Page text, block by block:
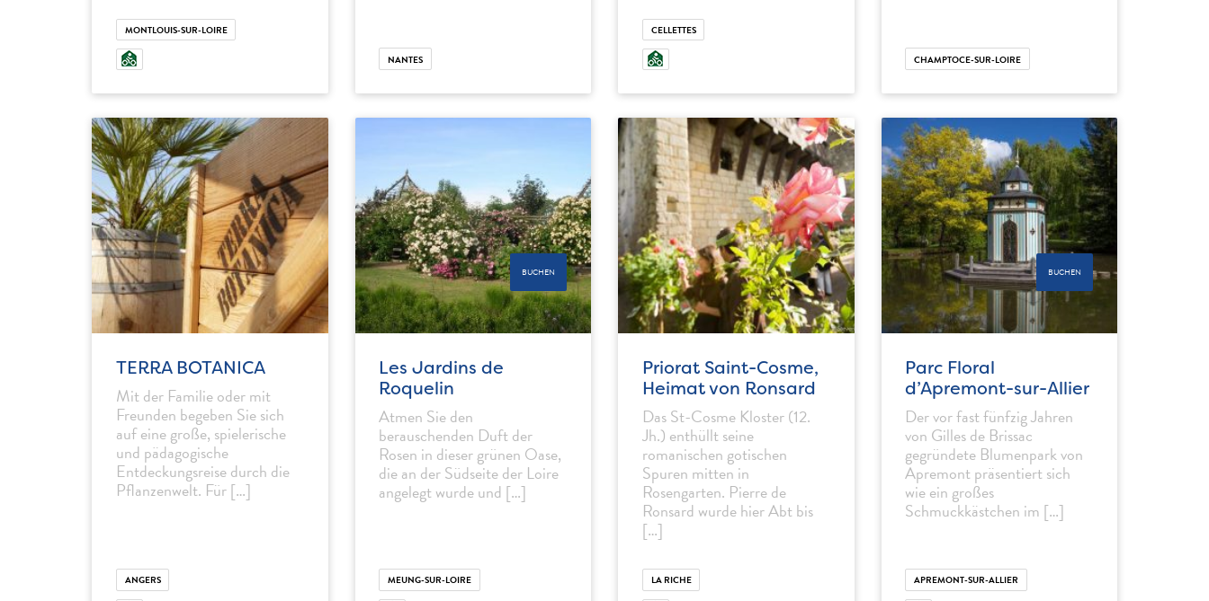
MONTLOUIS-SUR-LOIRE
NANTES
CELLETTES
CHAMPTOCE-SUR-LOIRE
TERRA BOTANICA
Mit der Familie oder mit
Freunden begeben Sie sich
auf eine große, spielerische
und pädagogische
Entdeckungsreise durch die
Pflanzenwelt. Für […]
ANGERS
BUCHEN
Les Jardins de
Roquelin
Atmen Sie den
berauschenden Duft der
Rosen in dieser grünen Oase,
die an der Südseite der Loire
angelegt wurde und […]
MEUNG-SUR-LOIRE
Priorat Saint-Cosme,
Heimat von Ronsard
Das St-Cosme Kloster (12.
Jh.) enthüllt seine
romanischen gotischen
Spuren mitten in
Rosengarten. Pierre de
Ronsard wurde hier Abt bis
[…]
LA RICHE
BUCHEN
Parc Floral
d’Apremont-sur-Allier
Der vor fast fünfzig Jahren
von Gilles de Brissac
gegründete Blumenpark von
Apremont präsentiert sich
wie ein großes
Schmuckkästchen im […]
APREMONT-SUR-ALLIER